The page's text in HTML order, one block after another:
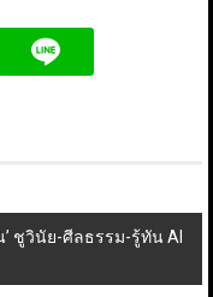
’ ชูวินัย-ศีลธรรม-รู้ทัน AI